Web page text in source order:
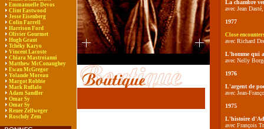
Emmanuelle Devos
Clint Eastwood
Jesse Eisenberg
Colin Farrell
Harrison Ford
Olivier Gourmet
Hugh Grant
Tchéky Karyo
Vincent Lacoste
Chiara Mastroianni
Matthew McConaughey
Ewan McGregor
Yolande Moreau
Margot Robbie
Mark Ruffalo
Adam Sandler
Omar Sy
Omar Sy
Renee Zellweger
Roschdy Zem
La chambre
avec Jean
1977
Close
avec Richard
L'homme qui
avec Nelly
1976
L'argent de
avec Jean-
1975
L'histoire
avec François